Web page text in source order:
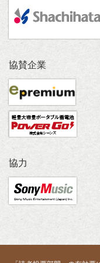
協賛企業
協力